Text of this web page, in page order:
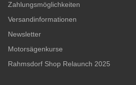
Zahlungsmöglichkeiten
Versandinformationen
Newsletter
Motorsägenkurse
Rahmsdorf Shop Relaunch 2025